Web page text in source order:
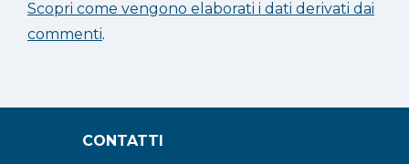
Scopri come vengono elaborati i dati derivati dai
commenti.
CONTATTI